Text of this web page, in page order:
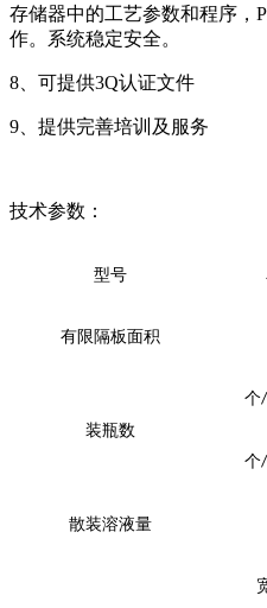
存储器中的工艺参数和程序，
作。系统稳定安全。
8、可提供3Q认证文件
9、提供完善培训及服务
技术参数：
型号
有限隔板面积
装瓶数
个/
个/
散装溶液量